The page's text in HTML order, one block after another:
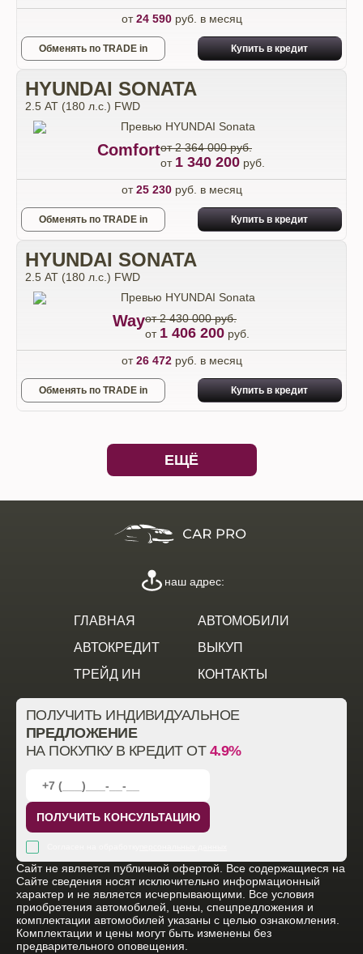
от24 590руб. в месяц
Обменять по TRADE in Купить в кредит
HYUNDAI SONATA
2.5 АТ (180 л.с.) FWD
Comfortот 2 364 000 руб.
от 1 340 200 руб.
от25 230руб. в месяц
Обменять по TRADE in Купить в кредит
HYUNDAI SONATA
2.5 АТ (180 л.с.) FWD
Wayот 2 430 000 руб.
от 1 406 200 руб.
от26 472руб. в месяц
Обменять по TRADE in Купить в кредит
ЕЩЁ
ГЛАВНАЯ
АВТОМОБИЛИ
АВТОКРЕДИТ
ВЫКУП
ТРЕЙД ИН
КОНТАКТЫ
наш адрес:
ПОЛУЧИТЬ ИНДИВИДУАЛЬНОЕ
ПРЕДЛОЖЕНИЕ
НА ПОКУПКУ В КРЕДИТ ОТ 4.9%
ПОЛУЧИТЬ КОНСУЛЬТАЦИЮ
Cайт не является публичной офертой. Все содержащиеся на
Сайте сведения носят исключительно информационный
характер и не является исчерпывающими. Все условия
приобретения автомобилей, цены, спецпредложения и
комплектации автомобилей указаны с целью ознакомления.
Комплектации и цены могут быть изменены без
предварительного оповещения.